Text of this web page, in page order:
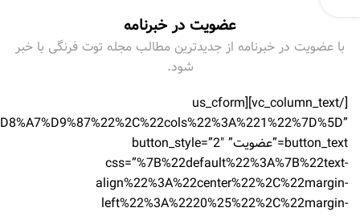
عضویت در خبرنامه
با عضویت در خبرنامه از جدیدترین مطالب مجله توت فرنگی با خبر
شود.
[/vc_column_text][us_cform
button_text=”عضویت” button_style=”2″
css=”%7B%22default%22%3A%7B%22text-
align%22%3A%22center%22%2C%22margin-
left%22%3A%2220%25%22%2C%22margin-